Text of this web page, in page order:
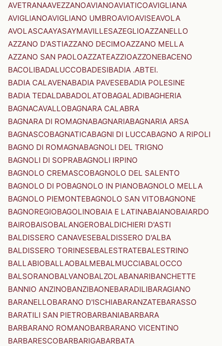
AVETRANAAVEZZANOAVIANOAVIATICOAVIGLIANA
AVIGLIANOAVIGLIANO UMBROAVIOAVISEAVOLA
AVOLASCAAYASAYMAVILLESAZEGLIOAZZANELLO
AZZANO D'ASTIAZZANO DECIMOAZZANO MELLA
AZZANO SAN PAOLOAZZATEAZZIOAZZONEBACENO
BACOLIBADALUCCOBADESIBADIA .ABTEI.
BADIA CALAVENABADIA PAVESEBADIA POLESINE
BADIA TEDALDABADOLATOBAGALADIBAGHERIA
BAGNACAVALLOBAGNARA CALABRA
BAGNARA DI ROMAGNABAGNARIABAGNARIA ARSA
BAGNASCOBAGNATICABAGNI DI LUCCABAGNO A RIPOLI
BAGNO DI ROMAGNABAGNOLI DEL TRIGNO
BAGNOLI DI SOPRABAGNOLI IRPINO
BAGNOLO CREMASCOBAGNOLO DEL SALENTO
BAGNOLO DI POBAGNOLO IN PIANOBAGNOLO MELLA
BAGNOLO PIEMONTEBAGNOLO SAN VITOBAGNONE
BAGNOREGIOBAGOLINOBAIA E LATINABAIANOBAIARDO
BAIROBAISOBALANGEROBALDICHIERI D'ASTI
BALDISSERO CANAVESEBALDISSERO D'ALBA
BALDISSERO TORINESEBALESTRATEBALESTRINO
BALLABIOBALLAOBALMEBALMUCCIABALOCCO
BALSORANOBALVANOBALZOLABANARIBANCHETTE
BANNIO ANZINOBANZIBAONEBARADILIBARAGIANO
BARANELLOBARANO D'ISCHIABARANZATEBARASSO
BARATILI SAN PIETROBARBANIABARBARA
BARBARANO ROMANOBARBARANO VICENTINO
BARBARESCOBARBARIGABARBATA